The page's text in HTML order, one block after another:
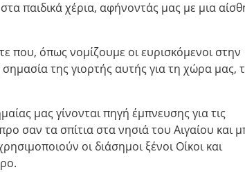
παιδικά χέρια, αφήνοντάς μας με μια
που, όπως νομίζουμε οι ευρισκόμενοι στην
της γιορτής αυτής για τη χώρα μας,
μας γίνονται πηγή έμπνευσης για τις
σαν τα σπίτια στα νησιά του Αιγαίου και
οι διάσημοι ξένοι Οίκοι και